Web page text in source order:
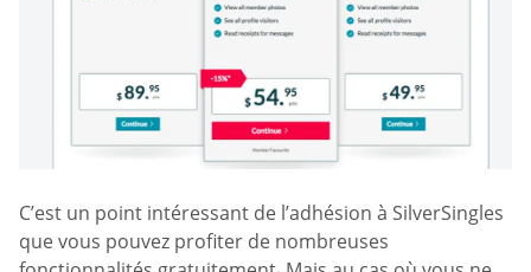
C’est un point intéressant de l’adhésion à SilverSingles
que vous pouvez profiter de nombreuses